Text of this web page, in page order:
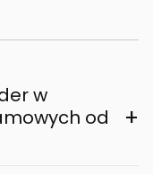
w
od
+